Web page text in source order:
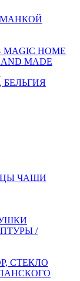
HOME
MADE
БЕЛЬГИЯ
ЧАШИ
/
СТЕКЛО